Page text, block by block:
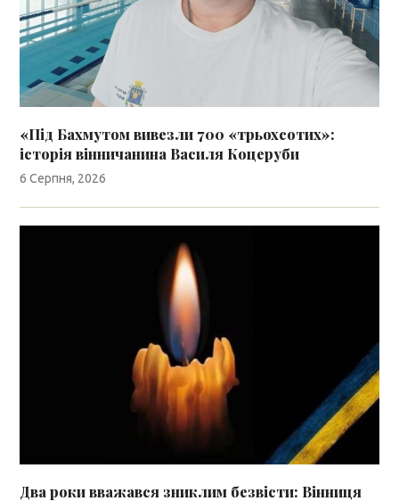
«Під Бахмутом вивезли 700 «трьохсотих»:
історія вінничанина Василя Коцеруби
6 Серпня, 2026
Два роки вважався зниклим безвісти: Вінниця